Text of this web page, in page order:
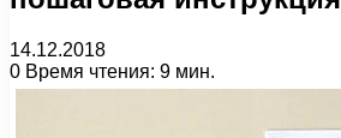
14.12.2018
0 Время чтения: 9 мин.